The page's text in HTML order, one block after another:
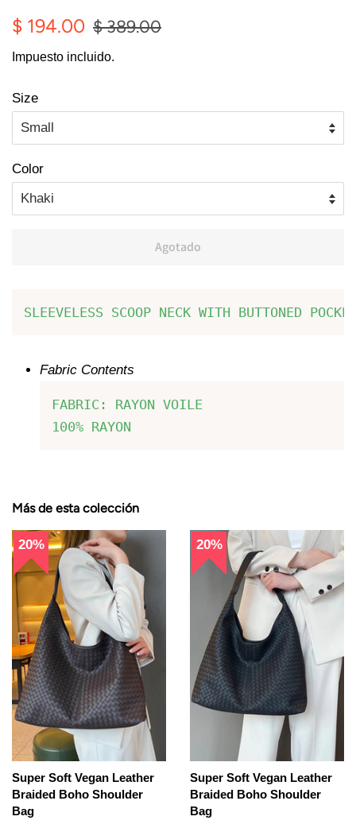
Precio
$ 194.00 Precio
oferta
$ 389.00
Impuesto incluido.
Size
Color
Agotado
SLEEVELESS SCOOP NECK WITH BUTTONED
Fabric Contents
FABRIC: RAYON VOILE
100% RAYON
Más de esta colección
20%
Super Soft Vegan Leather
Braided Boho Shoulder
Bag
20%
Super Soft Vegan Leather
Braided Boho Shoulder
Bag